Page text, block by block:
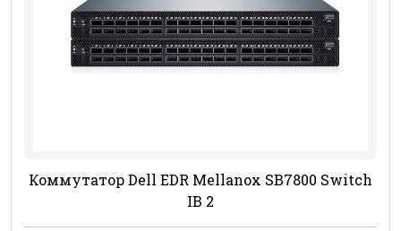
Коммутатор Dell EDR Mellanox SB7800 Switch
IB 2